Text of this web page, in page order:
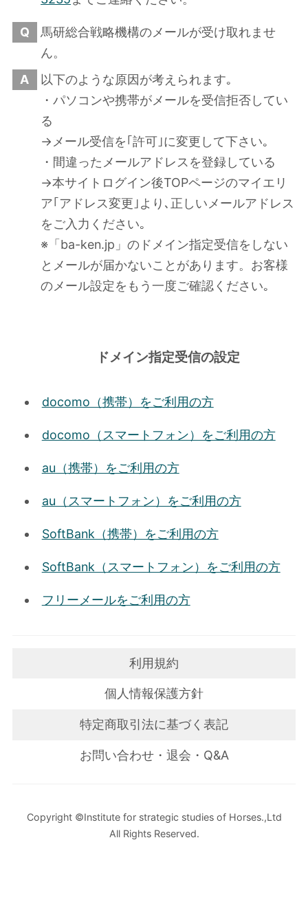
Q
馬研総合戦略機構のメールが受け取れませ
ん。
A
以下のような原因が考えられます｡
・パソコンや携帯がメールを受信拒否してい
る
→メール受信を｢許可｣に変更して下さい｡
・間違ったメールアドレスを登録している
→本サイトログイン後TOPページのマイエリ
ア｢アドレス変更｣より､正しいメールアドレス
をご入力ください｡
※「ba-ken.jp」のドメイン指定受信をしない
とメールが届かないことがあります。お客様
のメール設定をもう一度ご確認ください｡
ドメイン指定受信の設定
docomo（携帯）をご利用の方
docomo（スマートフォン）をご利用の方
au（携帯）をご利用の方
au（スマートフォン）をご利用の方
SoftBank（携帯）をご利用の方
SoftBank（スマートフォン）をご利用の方
フリーメールをご利用の方
利用規約
個人情報保護方針
特定商取引法に基づく表記
お問い合わせ・退会・Q&A
Copyright ©Institute for strategic studies of Horses.,Ltd
All Rights Reserved.